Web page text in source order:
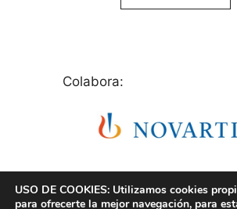
Colabora:
USO DE COOKIES: Utilizamos cookies
para ofrecerte la mejor navegación, para